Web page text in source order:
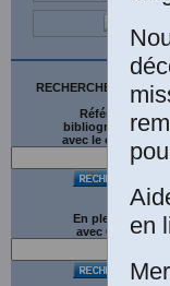
RECHERCHE SUR LE
Références
bibliographiques
avec le catalogue
En plein texte
avec G gle
en